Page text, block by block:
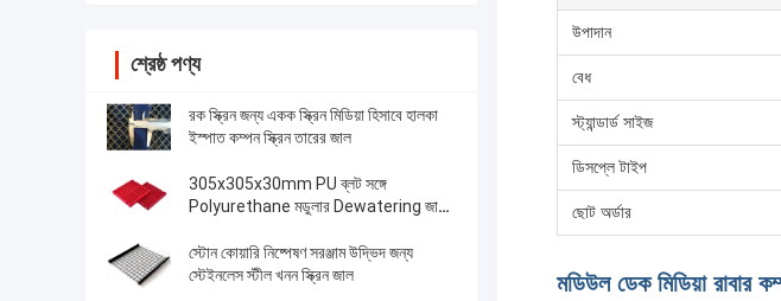
শ্রেষ্ঠ পণ্য
রক স্ক্রিন জন্য একক স্ক্রিন মিডিয়া হিসাবে হালকা
ইস্পাত কম্পন স্ক্রিন তারের জাল
305x305x30mm PU ব্লট সঙ্গে
Polyurethane মডুলার Dewatering জাল
স্টোন কোয়ারি নিষ্পেষণ সরঞ্জাম উদ্ভিদ জন্য
স্টেইনলেস স্টীল খনন স্ক্রিন জাল
উপাদান
বেধ
স্ট্যান্ডার্ড সাইজ
ডিসপ্লে টাইপ
ছোট অর্ডার
মডিউল ডেক মিডিয়া রাবার